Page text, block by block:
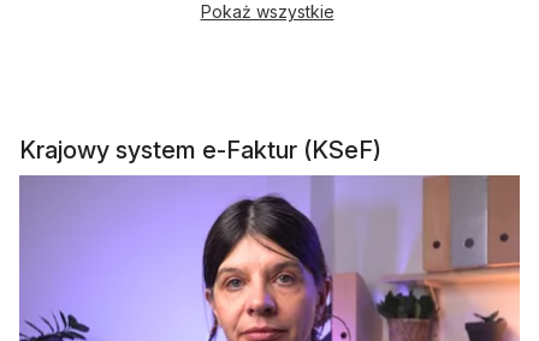
Pokaż wszystkie
Krajowy system e-Faktur (KSeF)